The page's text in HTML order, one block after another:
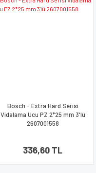
Bosch - Extra Hard Serisi
Vidalama Ucu PZ 2*25 mm 3'lü
2607001558
336,60 TL